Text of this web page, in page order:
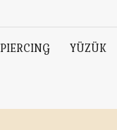
PIERCING YÜZÜK